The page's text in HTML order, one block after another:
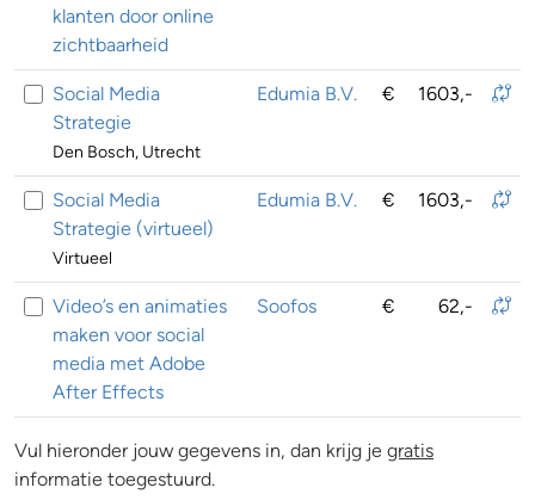
klanten door online
zichtbaarheid
Social Media
Strategie
Edumia B.V. € 1603,-
Den Bosch, Utrecht
Social Media
Strategie (virtueel)
Edumia B.V. € 1603,-
Virtueel
Video’s en animaties
maken voor social
media met Adobe
After Effects
Soofos € 62,-
Vul hieronder jouw gegevens in, dan krijg je gratis
informatie toegestuurd.